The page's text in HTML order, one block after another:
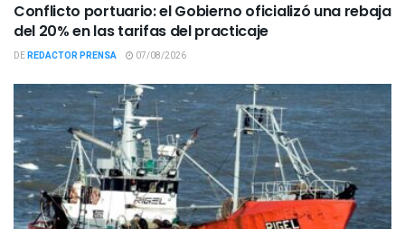
Conflicto portuario: el Gobierno oficializó una rebaja
del 20% en las tarifas del practicaje
DEREDACTOR PRENSA 07/08/2026